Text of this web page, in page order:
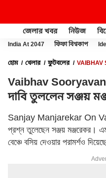
জেলার খবর নিউজ
India At 2047 ফিফা বিশ্বকাপ
হোম খেলার ফুটবলের
VAIBHAV
Vaibhav
দাবি তুললেন সঞ্জয়
Sanjay Manjarekar On
প্রশ্ন তুলেছেন সঞ্জয় মঞ্জরেকর।
বেঞ্চে বসিয় দেওয়ার পরামর্শও